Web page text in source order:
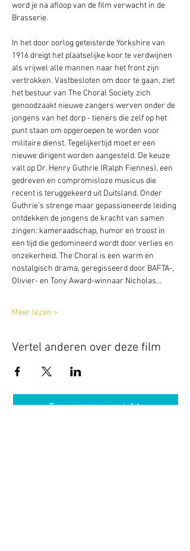
word je na afloop van de film verwacht in de
Brasserie.
In het door oorlog geteisterde Yorkshire van
1916 dreigt het plaatselijke koor te verdwijnen
als vrijwel alle mannen naar het front zijn
vertrokken. Vastbesloten om door te gaan, ziet
het bestuur van The Choral Society zich
genoodzaakt nieuwe zangers werven onder de
jongens van het dorp - tieners die zelf op het
punt staan om opgeroepen te worden voor
militaire dienst. Tegelijkertijd moet er een
nieuwe dirigent worden aangesteld. De keuze
valt op Dr. Henry Guthrie (Ralph Fiennes), een
gedreven en compromisloze musicus die
recent is teruggekeerd uit Duitsland. Onder
Guthrie’s strenge maar gepassioneerde leiding
ontdekken de jongens de kracht van samen
zingen: kameraadschap, humor en troost in
een tijd die gedomineerd wordt door verlies en
onzekerheid. The Choral is een warm en
nostalgisch drama, geregisseerd door BAFTA-,
Olivier- en Tony Award-winnaar Nicholas…
Meer lezen >
Vertel anderen over deze film
Terug naar overzicht